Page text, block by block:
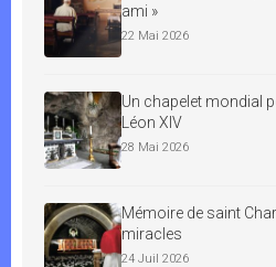
ami »
22 Mai 2026
Un chapelet mondial
Léon XIV
28 Mai 2026
Mémoire de saint
miracles
24 Juil 2026